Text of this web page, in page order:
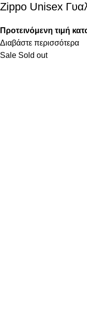
Zippo Unisex
Προτεινόμενη τιμή
Διαβάστε περισσότερα
Sale Sold out